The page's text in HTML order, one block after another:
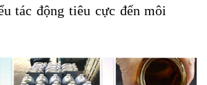
tác động tiêu cực đến môi